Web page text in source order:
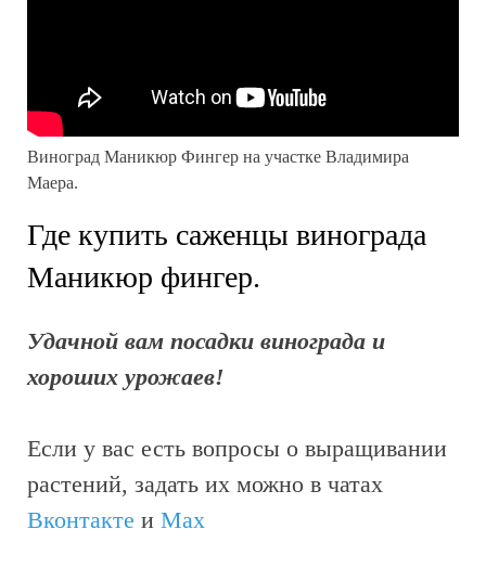
Виноград Маникюр Фингер на участке Владимира
Маера.
Где купить саженцы винограда
Маникюр фингер.
Удачной вам посадки винограда и
хороших урожаев!
Если у вас есть вопросы о выращивании
растений, задать их можно в чатах
Вконтакте и Max